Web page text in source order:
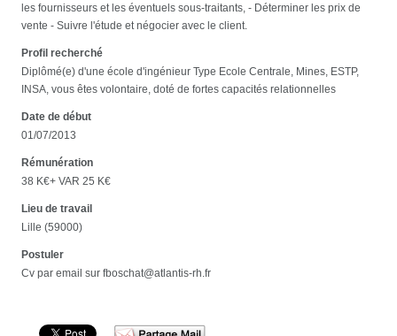
les fournisseurs et les éventuels sous-traitants, - Déterminer les prix de
vente - Suivre l'étude et négocier avec le client.
Profil recherché
Diplômé(e) d'une école d'ingénieur Type Ecole Centrale, Mines, ESTP,
INSA, vous êtes volontaire, doté de fortes capacités relationnelles
Date de début
01/07/2013
Rémunération
38 K€+ VAR 25 K€
Lieu de travail
Lille (59000)
Postuler
Cv par email sur fboschat@atlantis-rh.fr